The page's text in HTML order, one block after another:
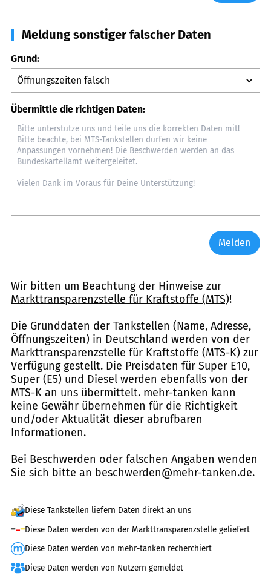
Meldung sonstiger falscher Daten
Grund:
Übermittle die richtigen Daten:
Melden
Wir bitten um Beachtung der Hinweise zur
Markttransparenzstelle für Kraftstoffe (MTS)!
Die Grunddaten der Tankstellen (Name, Adresse,
Öffnungszeiten) in Deutschland werden von der
Markttransparenzstelle für Kraftstoffe (MTS-K) zur
Verfügung gestellt. Die Preisdaten für Super E10,
Super (E5) und Diesel werden ebenfalls von der
MTS-K an uns übermittelt. mehr-tanken kann
keine Gewähr übernehmen für die Richtigkeit
und/oder Aktualität dieser abrufbaren
Informationen.
Bei Beschwerden oder falschen Angaben wenden
Sie sich bitte an beschwerden@mehr-tanken.de.
Diese Tankstellen liefern Daten direkt an uns
Diese Daten werden von der Markttransparenzstelle geliefert
Diese Daten werden von mehr-tanken recherchiert
Diese Daten werden von Nutzern gemeldet